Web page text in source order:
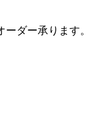
ダー承ります。